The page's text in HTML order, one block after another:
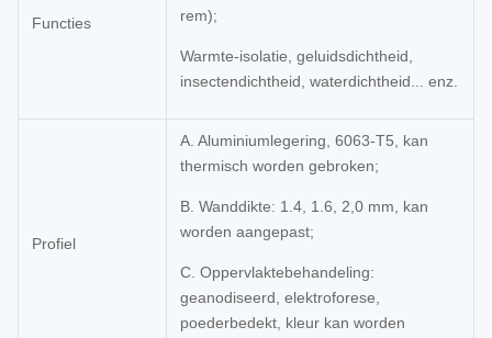
Functies
rem);
Warmte-isolatie, geluidsdichtheid,
insectendichtheid, waterdichtheid... enz.
Profiel
A. Aluminiumlegering, 6063-T5, kan
thermisch worden gebroken;
B. Wanddikte: 1.4, 1.6, 2,0 mm, kan
worden aangepast;
C. Oppervlaktebehandeling:
geanodiseerd, elektroforese,
poederbedekt, kleur kan worden